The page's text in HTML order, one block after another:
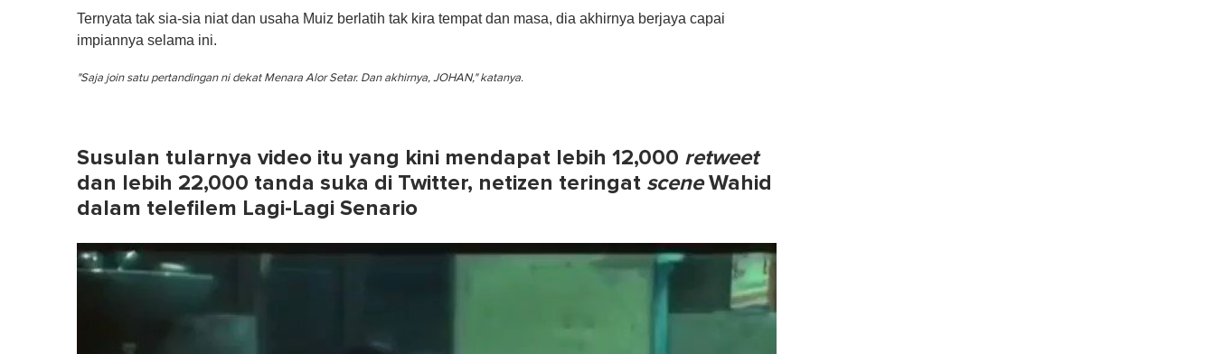
Ternyata tak sia-sia niat dan usaha Muiz berlatih tak kira tempat dan masa, dia akhirnya berjaya capai
impiannya selama ini.
"Saja join satu pertandingan ni dekat Menara Alor Setar. Dan akhirnya, JOHAN," katanya.
Susulan tularnya video itu yang kini mendapat lebih 12,000 retweet
dan lebih 22,000 tanda suka di Twitter, netizen teringat sceneWahid
dalam telefilem Lagi-Lagi Senario